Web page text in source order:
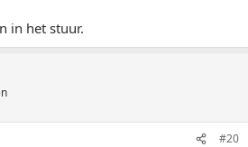
in het stuur.
#20